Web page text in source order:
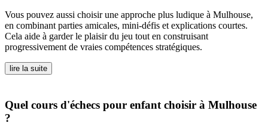
Vous pouvez aussi choisir une approche plus ludique à Mulhouse,
en combinant parties amicales, mini-défis et explications courtes.
Cela aide à garder le plaisir du jeu tout en construisant
progressivement de vraies compétences stratégiques.
lire la suite
Quel cours d'échecs pour enfant choisir à Mulhouse
?